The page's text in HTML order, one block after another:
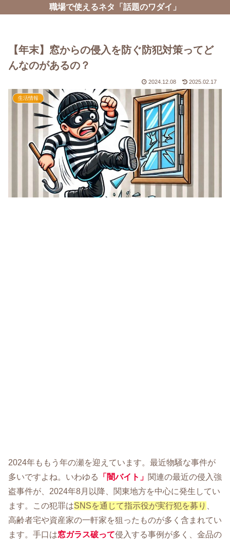
職場で使えるネタ「話題のワダイ」
【年末】窓からの侵入を防ぐ防犯対策ってど
んなのがあるの？
2024.12.08 2025.02.17
生活情報
2024年ももう年の瀬を迎えています。最近物騒な事件が
多いですよね。いわゆる
「闇バイト」 関連の最近の侵入強
盗事件が、2024年8月以降、関東地方を中心に発生してい
ます。この犯罪はSNSを通じて指示役が実行犯を募り
高齢者宅や資産家の一軒家を狙ったものが多く含まれてい
ます。手口は窓ガラス破って侵入する事例が多く、金品の